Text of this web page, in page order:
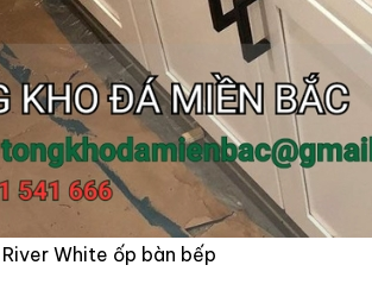
White ốp bàn bếp